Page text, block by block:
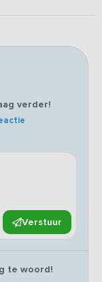
verder!
Verstuur
te woord!